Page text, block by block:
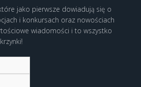
jako pierwsze dowiadują się o
i konkursach oraz nowościach
wiadomości i to wszystko